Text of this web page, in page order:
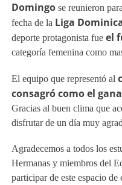
Domingo
Liga
el
consagró como el